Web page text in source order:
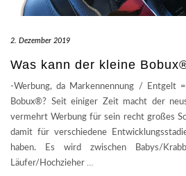
2. Dezember 2019
Was kann der kleine
-Werbung, da Markennennung / Entgelt
Bobux®? Seit einiger Zeit macht der
vermehrt Werbung für sein recht großes
damit für verschiedene
haben. Es wird zwischen Babys/
Läufer/Hochzieher …